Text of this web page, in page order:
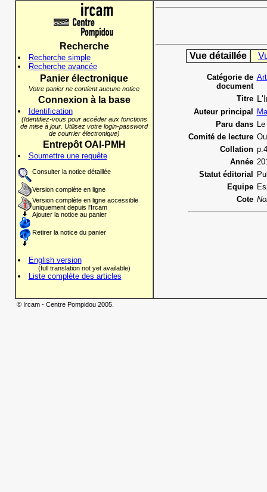
Recherche
Recherche simple
Recherche avancée
Panier électronique
Votre panier ne contient aucune notice
Connexion à la base
Identification
(Identifiez-vous pour accéder aux fonctions
de mise à jour. Utilisez votre login-password
de courrier électronique)
Entrepôt OAI-PMH
Soumettre une requête
Consulter la notice détaillée
Version complète en ligne
Version complète en ligne accessible
uniquement depuis l'Ircam
Ajouter la notice au panier
Retirer la notice du panier
English version
(full translation not yet available)
Liste complète des articles
Vue détaillée
Catégorie de
document
Titre
Auteur principal
Paru dans
Comité de lecture
Collation
Année
Statut éditorial
Equipe
Cote
© Ircam - Centre Pompidou 2005.